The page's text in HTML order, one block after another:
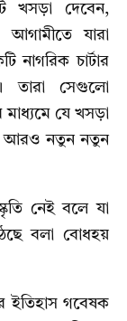
খসড়া দেবেন,
আগামীতে যারা
নাগরিক চার্টার
তারা সেগুলো
মাধ্যমে যে খসড়া
আরও নতুন নতুন
নেই বলে যা
বলা বোধহয়
ইতিহাস গবেষক